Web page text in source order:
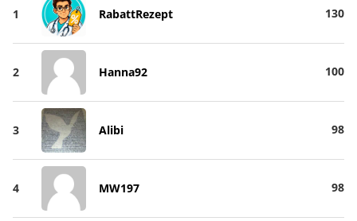
1 RabattRezept 130
2 Hanna92 100
3 Alibi 98
4 MW197 98